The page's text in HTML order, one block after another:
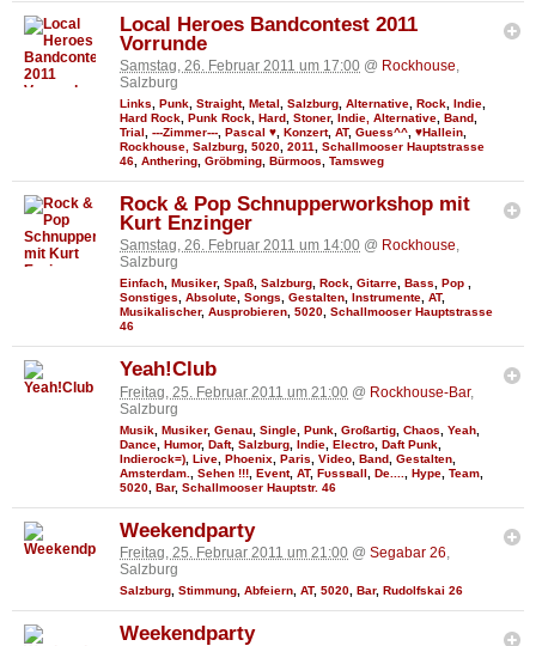
Local Heroes Bandcontest 2011
Vorrunde
Samstag, 26. Februar 2011 um 17:00 @ Rockhouse,
Salzburg
Links Punk Straight, Metal Salzburg Alternative Rock Indie
Hard Rock Punk Rock Hard Stoner, Indie, Alternative Band
Trial
---Zimmer--- Pascal ♥ Konzert, AT, Guess^^ ♥Hallein
Rockhouse, Salzburg 5020 2011
Schallmooser Hauptstrasse
46 Anthering Gröbming Bürmoos Tamsweg
Rock & Pop Schnupperworkshop mit
Kurt Enzinger
Samstag, 26. Februar 2011 um 14:00 @ Rockhouse,
Salzburg
Einfach, Musiker, Spaß, Salzburg, Rock, Gitarre, Bass, Pop ,
Sonstiges, Absolute, Songs, Gestalten, Instrumente, AT,
Musikalischer, Ausprobieren, 5020, Schallmooser Hauptstrasse
46
Yeah!Club
Freitag, 25. Februar 2011 um 21:00 @ Rockhouse-Bar,
Salzburg
Musik Musiker, Genau Single Punk Großartig Chaos Yeah
Dance Humor, Daft, Salzburg Indie Electro Daft Punk
Indierock=) Live Phoenix Paris Video Band Gestalten
Amsterdam.
Sehen !!! Event, AT, Fυѕѕвall De.... Hype Team
5020 Bar, Schallmooser Hauptstr. 46
Weekendparty
Freitag, 25. Februar 2011 um 21:00 @ Segabar 26,
Salzburg
Salzburg Stimmung Abfeiern AT, 5020 Bar, Rudolfskai 26
Weekendparty